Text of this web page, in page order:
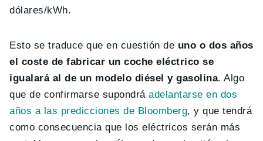
dólares/kWh.
Esto se traduce que en cuestión de uno o dos años
el coste de fabricar un coche eléctrico se
igualará al de un modelo diésel y gasolina. Algo
que de confirmarse supondráadelantarse en dos
años a las predicciones de Bloomberg, y que tendrá
como consecuencia que los eléctricos serán más